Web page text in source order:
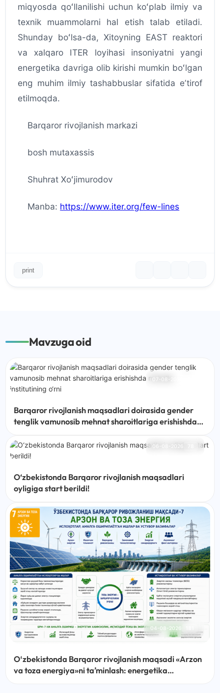
miqyosda qoʻllanilishi uchun koʻplab ilmiy va
texnik muammolarni hal etish talab etiladi.
Shunday boʻlsa-da, Xitoyning EAST reaktori
va xalqaro ITER loyihasi insoniyatni yangi
energetika davriga olib kirishi mumkin boʻlgan
eng muhim ilmiy tashabbuslar sifatida eʼtirof
etilmoqda.
Barqaror rivojlanish markazi
bosh mutaxassis
Shuhrat Xoʻjimurodov
Manba: https://www.iter.org/few-lines
print
Mavzuga oid
07-08-2026
Barqaror rivojlanish maqsadlari doirasida gender
tenglik vamunosib mehnat sharoitlariga erishishda
06-08-2026
O‘zbekistonda Barqaror rivojlanish maqsadlari
oyligiga start berildi!
04-08-2026
Oʻzbekistonda Barqaror rivojlanish maqsadi «Arzon
va toza energiya»ni taʼminlash: energetika